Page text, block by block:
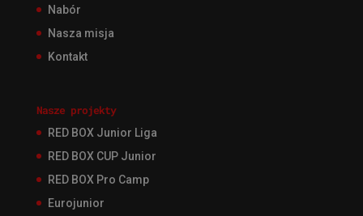
Nabór
Nasza misja
Kontakt
Nasze projekty
RED BOX Junior Liga
RED BOX CUP Junior
RED BOX Pro Camp
Eurojunior